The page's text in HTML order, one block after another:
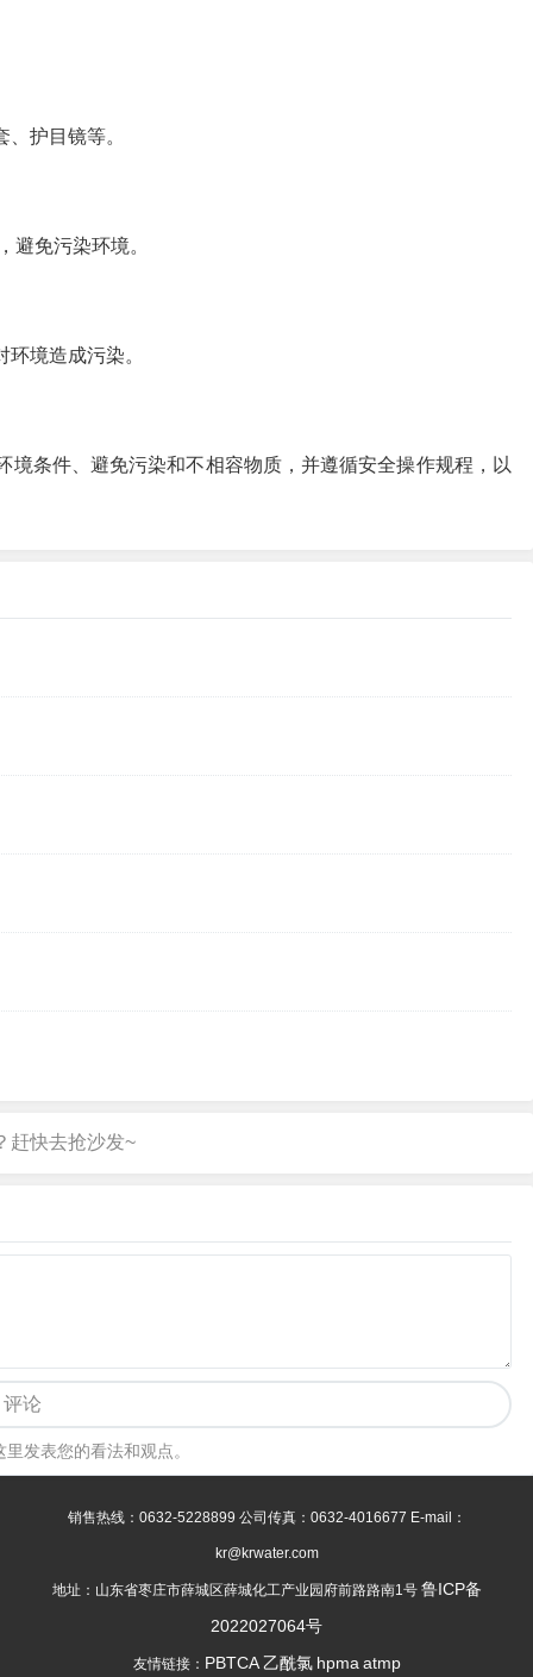
护目镜等。
避免污染环境。
境造成污染。
条件、避免污染和不相容物质，并遵循安全操作规程，以
评论
发表您的看法和观点。
销售热线：0632-5228899 公司传真：0632-4016677 E-mail：
kr@krwater.com
地址：山东省枣庄市薛城区薛城化工产业园府前路路南1号 鲁ICP备
2022027064号
友情链接： PBTCA 乙酰氯 hpma atmp